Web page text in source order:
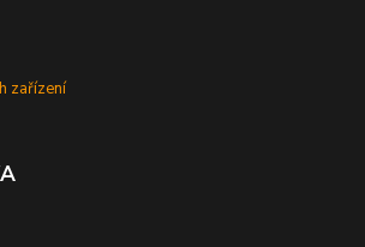
zařízení